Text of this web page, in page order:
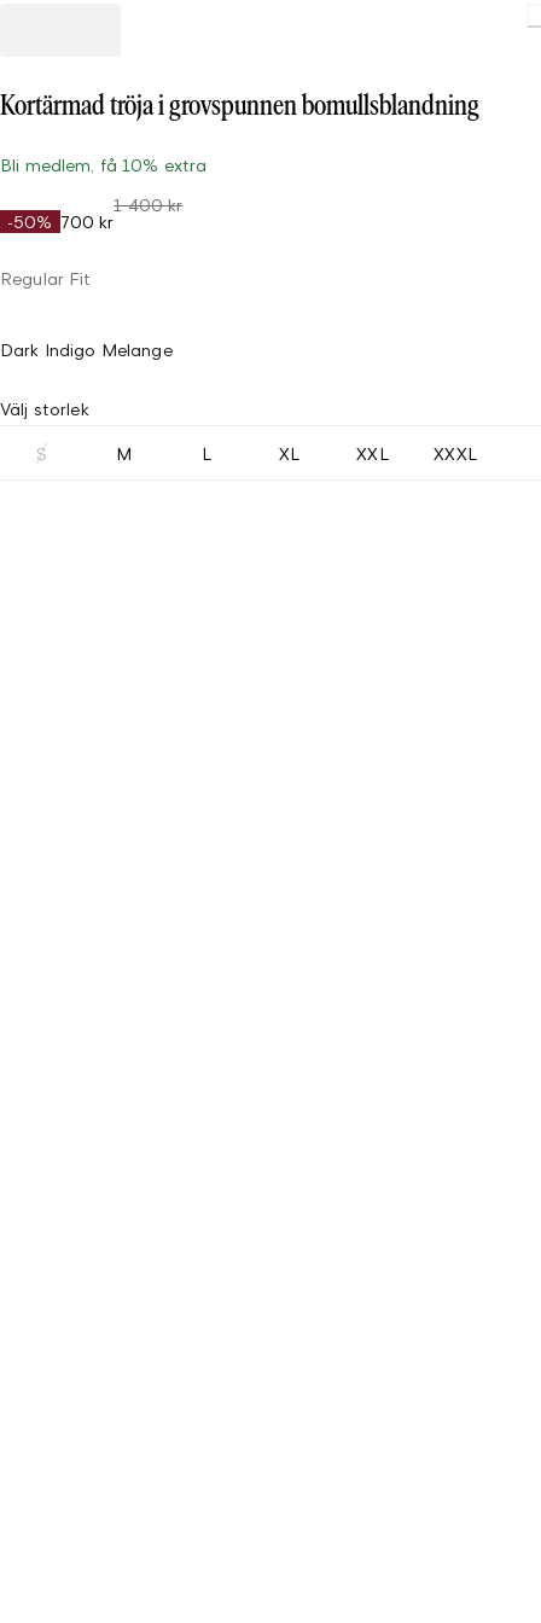
Kortärmad tröja i grovspunnen bomullsblandning
Bli medlem, få 10% extra
-50% 700 kr
1 400 kr
Regular Fit
Dark Indigo Melange
Välj storlek
S M L XL XXL XXXL